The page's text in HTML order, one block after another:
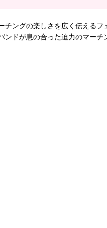
ングの楽しさを広く伝えるフ
ドが息の合った迫力のマーチ